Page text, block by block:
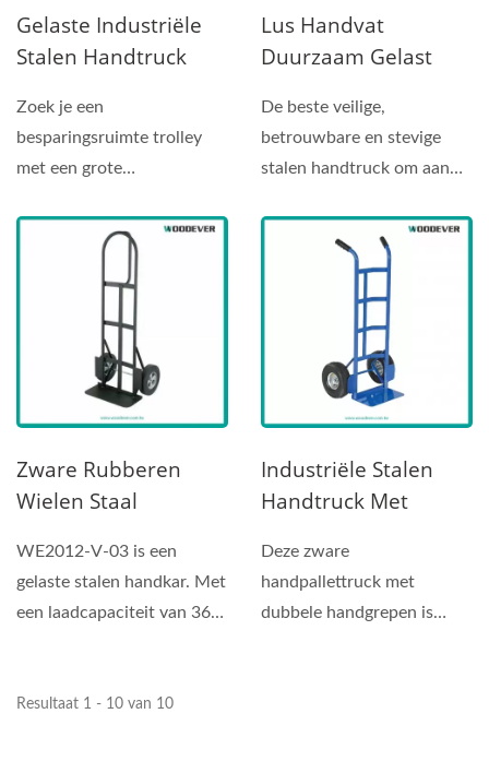
Gelaste Industriële
Stalen Handtruck
Zoek je een
besparingsruimte trolley
met een grote
beste keuze voor...
Lus Handvat
Duurzaam Gelast
Handtruck
(Laadvermogen 270
Kg)
De beste veilige,
betrouwbare en stevige
stalen handtruck om aan
Zware Rubberen
Wielen Staal
Leverancier
(belasting 360 Kg)
WE2012-V-03 is een
gelaste stalen handkar. Met
een laadcapaciteit van 360
Industriële Stalen
Handtruck Met
En Pneumatische
Wielen Handzaktruck
Leverancier
Deze zware
handpallettruck met
dubbele handgrepen is
Resultaat 1 - 10 van 10